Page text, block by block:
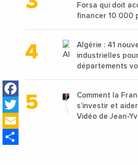
Facebook
Twitter
Forsa qui doit
financer 10 000
Algérie : 41
industrielles
départements
Comment la
s’investir et
Vidéo de Jean-